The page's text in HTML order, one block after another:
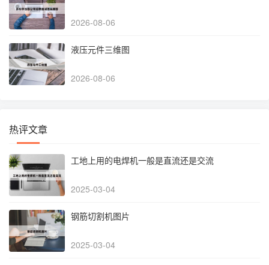
2026-08-06
液压元件三维图
2026-08-06
热评文章
工地上用的电焊机一般是直流还是交流
2025-03-04
钢筋切割机图片
2025-03-04